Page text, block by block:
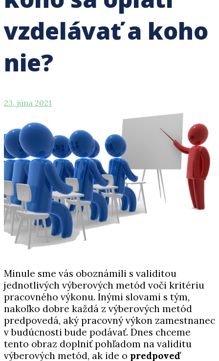
vzdelávať a koho
nie?
23. júna 2021
Minule sme vás oboznámili s validitou
jednotlivých výberových metód voči kritériu
pracovného výkonu. Inými slovami s tým,
nakoľko dobre každá z výberových metód
predpovedá, aký pracovný výkon zamestnanec
v budúcnosti bude podávať. Dnes chceme
tento obraz doplniť pohľadom na validitu
výberových metód, ak ide o predpoveď